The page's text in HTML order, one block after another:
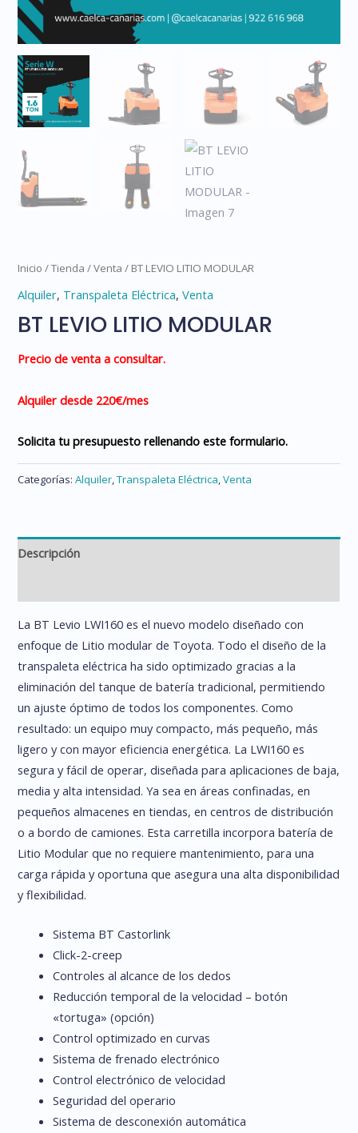
Inicio /Tienda /Venta / BT LEVIO LITIO MODULAR
Alquiler, Transpaleta Eléctrica,Venta
BT LEVIO LITIO MODULAR
Precio de venta a consultar.
Alquiler desde 220€/mes
Solicita tu presupuesto rellenando este formulario.
Categorías:Alquiler,Transpaleta Eléctrica,Venta
Descripción
La BT Levio LWI160 es el nuevo modelo diseñado con
enfoque de Litio modular de Toyota. Todo el diseño de la
transpaleta eléctrica ha sido optimizado gracias a la
eliminación del tanque de batería tradicional, permitiendo
un ajuste óptimo de todos los componentes. Como
resultado: un equipo muy compacto, más pequeño, más
ligero y con mayor eficiencia energética. La LWI160 es
segura y fácil de operar, diseñada para aplicaciones de baja,
media y alta intensidad. Ya sea en áreas confinadas, en
pequeños almacenes en tiendas, en centros de distribución
o a bordo de camiones. Esta carretilla incorpora batería de
Litio Modular que no requiere mantenimiento, para una
carga rápida y oportuna que asegura una alta disponibilidad
y flexibilidad.
Sistema BT Castorlink
Click-2-creep
Controles al alcance de los dedos
Reducción temporal de la velocidad – botón
«tortuga» (opción)
Control optimizado en curvas
Sistema de frenado electrónico
Control electrónico de velocidad
Seguridad del operario
Sistema de desconexión automática